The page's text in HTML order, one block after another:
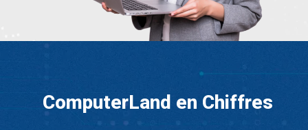
ComputerLand en Chiffres